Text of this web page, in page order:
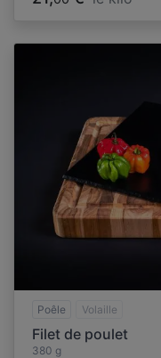
Poêle Volaille
Filet de poulet
380 g